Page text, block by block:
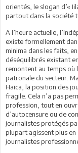
orientés, le slogan d’«
partout dans la société
A l’heure actuelle,
existe formellement
minima dans les faits,
déséquilibrés existant
remontent au temps où
patronale du secteur.
Haica, la position des
fragile. Cela n’a pas
profession, tout en
d’autocensure ou de
journalistes protégés
plupart agissent plus en
journalistes